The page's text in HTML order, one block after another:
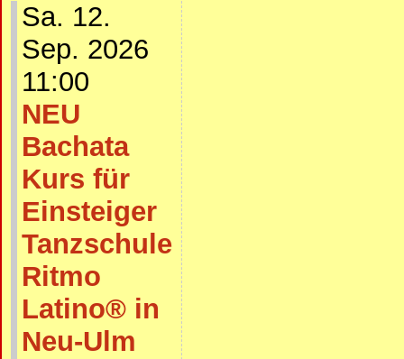
Sa. 12.
Sep. 2026
11:00
NEU
Bachata
Kurs für
Einsteiger
Tanzschule
Ritmo
Latino® in
Neu-Ulm